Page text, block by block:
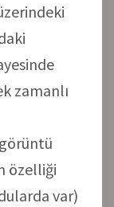
zamanlı
özelliği
var)